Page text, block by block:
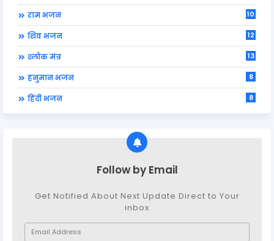
राम भजन 10
शिव भजन 12
श्लोक मंत्र 13
हनुमान भजन 8
हिंदी भजन 8
Follow by Email
Get Notified About Next Update Direct to Your
inbox